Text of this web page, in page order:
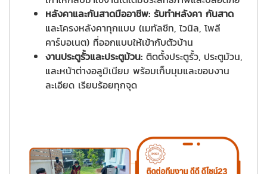
หลังคาและกันสาดมืออาชีพ: รับทำหลังคา กันสาด
และโครงหลังคาทุกแบบ (เมทัลชีท, ไวนิล, โพลี
คาร์บอเนต) ที่ออกแบบให้เข้ากับตัวบ้าน
งานประตูรั้วและประตูม้วน: ติดตั้งประตูรั้ว, ประตูม้วน,
และหน้าต่างอลูมิเนียม พร้อมเก็บมุมและขอบงาน
ละเอียด เรียบร้อยทุกจุด